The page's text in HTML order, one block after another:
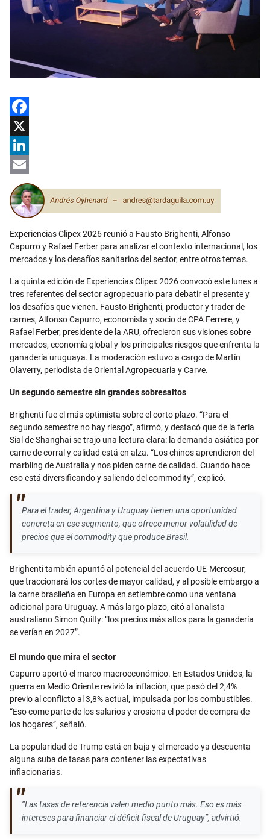
Facebook
X
LinkedIn
Email
Experiencias Clipex 2026 reunió a Fausto Brighenti, Alfonso
Capurro y Rafael Ferber para analizar el contexto internacional, los
mercados y los desafíos sanitarios del sector, entre otros temas.
La quinta edición de Experiencias Clipex 2026 convocó este lunes a
tres referentes del sector agropecuario para debatir el presente y
los desafíos que vienen. Fausto Brighenti, productor y trader de
carnes, Alfonso Capurro, economista y socio de CPA Ferrere, y
Rafael Ferber, presidente de la ARU, ofrecieron sus visiones sobre
mercados, economía global y los principales riesgos que enfrenta la
ganadería uruguaya. La moderación estuvo a cargo de Martín
Olaverry, periodista de Oriental Agropecuaria y Carve.
Un segundo semestre sin grandes sobresaltos
Brighenti fue el más optimista sobre el corto plazo. “Para el
segundo semestre no hay riesgo”, afirmó, y destacó que de la feria
Sial de Shanghai se trajo una lectura clara: la demanda asiática por
carne de corral y calidad está en alza. “Los chinos aprendieron del
marbling de Australia y nos piden carne de calidad. Cuando hace
eso está diversificando y saliendo del commodity”, explicó.
Para el trader, Argentina y Uruguay tienen una oportunidad
concreta en ese segmento, que ofrece menor volatilidad de
precios que el commodity que produce Brasil.
Brighenti también apuntó al potencial del acuerdo UE-Mercosur,
que traccionará los cortes de mayor calidad, y al posible embargo a
la carne brasileña en Europa en setiembre como una ventana
adicional para Uruguay. A más largo plazo, citó al analista
australiano Simon Quilty: “los precios más altos para la ganadería
se verían en 2027”.
El mundo que mira el sector
Capurro aportó el marco macroeconómico. En Estados Unidos, la
guerra en Medio Oriente revivió la inflación, que pasó del 2,4%
previo al conflicto al 3,8% actual, impulsada por los combustibles.
“Eso come parte de los salarios y erosiona el poder de compra de
los hogares”, señaló.
La popularidad de Trump está en baja y el mercado ya descuenta
alguna suba de tasas para contener las expectativas
inflacionarias.
“Las tasas de referencia valen medio punto más. Eso es más
intereses para financiar el déficit fiscal de Uruguay”, advirtió.